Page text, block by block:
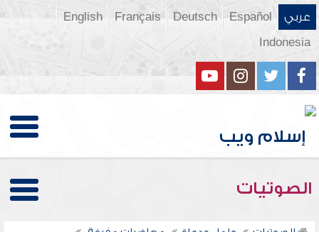
عربي Español
Deutsch
Français
English
Indonesia
الصوتيات